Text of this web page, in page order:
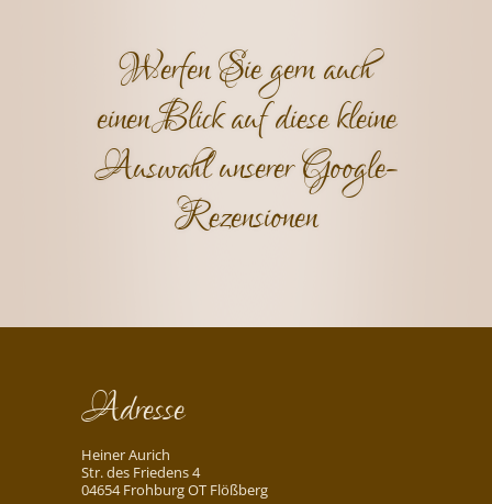
Werfen Sie gern auch
einen Blick auf diese kleine
Auswahl unserer Google-
Rezensionen
Adresse
Heiner Aurich
Str. des Friedens 4
04654 Frohburg OT Flößberg